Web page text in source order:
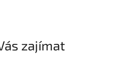
zajímat